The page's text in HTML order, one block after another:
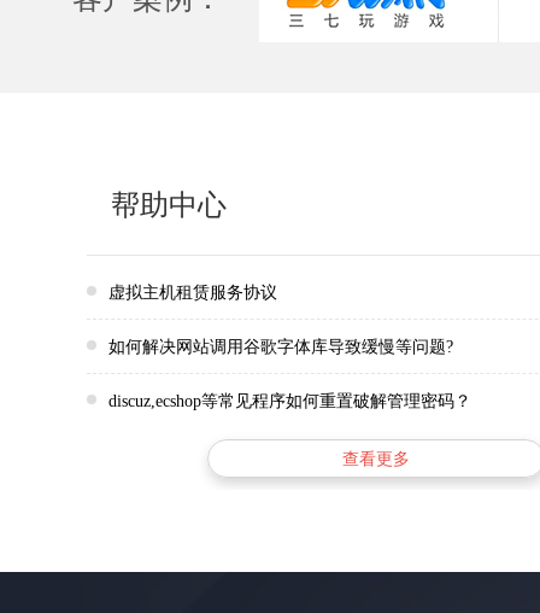
帮助中心
虚拟主机租赁服务协议
如何解决网站调用谷歌字体库导致缓慢等问题?
discuz,ecshop等常见程序如何重置破解管理密码？
查看更多